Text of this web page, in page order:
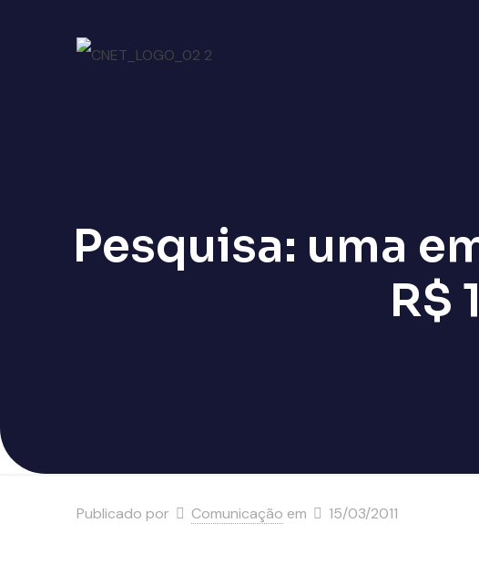
Pesquisa: uma
R$
Publicado por Comunicação em 15/03/2011